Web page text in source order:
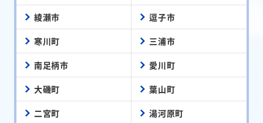
綾瀬市 逗子市
寒川町 三浦市
南足柄市 愛川町
大磯町 葉山町
二宮町 湯河原町